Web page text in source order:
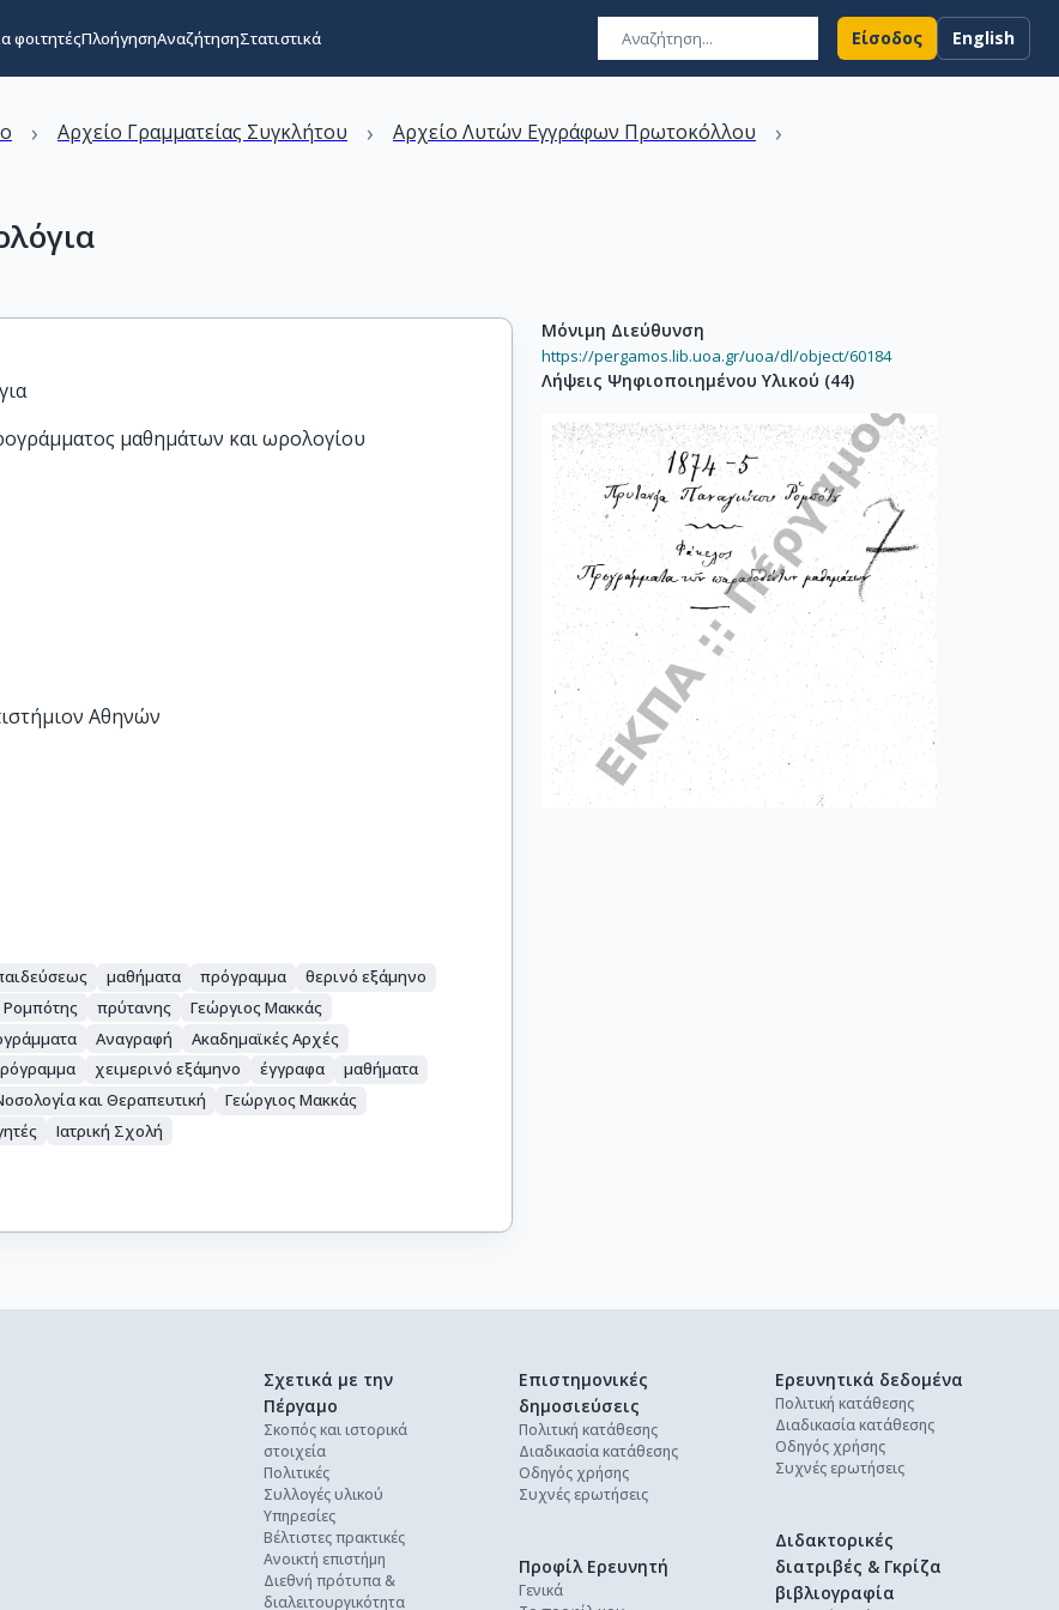
φοιτητέςΠλοήγησηΑναζήτησηΣτατιστικά Είσοδος English
› Αρχείο Γραμματείας Συγκλήτου › Αρχείο Λυτών Εγγράφων Πρωτοκόλλου ›
μαθημάτων και ωρολογίου
Αθηνών
μαθήματα πρόγραμμα
θερινό εξάμηνο
πρύτανης
Γεώργιος Μακκάς
Αναγραφή
Ακαδημαϊκές Αρχές
χειμερινό εξάμηνο έγγραφα
μαθήματα
και Θεραπευτική
Γεώργιος Μακκάς
Ιατρική Σχολή
Μόνιμη Διεύθυνση
https://pergamos.lib.uoa.gr/uoa/dl/object/60184
Λήψεις Ψηφιοποιημένου Υλικού (44)
Σχετικά με την
Πέργαμο
Σκοπός και ιστορικά
στοιχεία
Πολιτικές
Συλλογές υλικού
Υπηρεσίες
Βέλτιστες πρακτικές
Ανοικτή επιστήμη
Διεθνή πρότυπα &
διαλειτουργικότητα
Επιστημονικές
δημοσιεύσεις
Πολιτική κατάθεσης
Διαδικασία κατάθεσης
Οδηγός χρήσης
Συχνές ερωτήσεις
Ερευνητικά δεδομένα
Πολιτική κατάθεσης
Διαδικασία κατάθεσης
Οδηγός χρήσης
Συχνές ερωτήσεις
Διδακτορικές
διατριβές & Γκρίζα
βιβλιογραφία
Προφίλ Ερευνητή
Γενικά